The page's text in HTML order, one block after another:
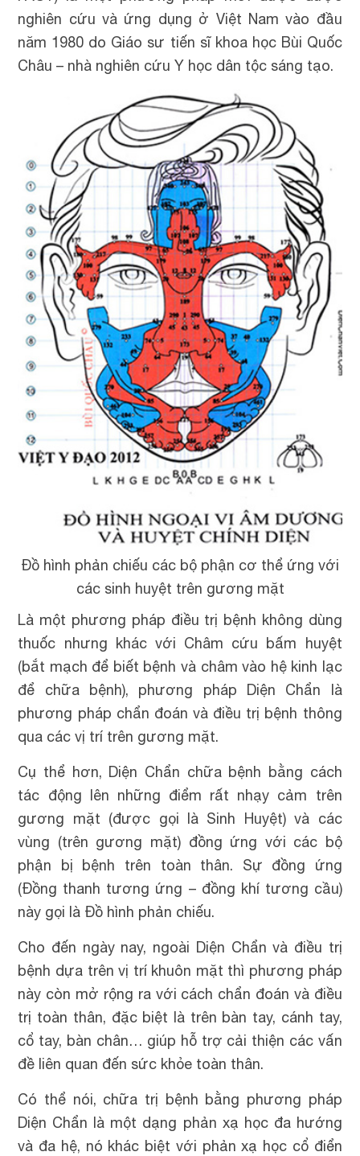
nghiên cứu và ứng dụng ở Việt Nam vào đầu
năm 1980 do Giáo sư tiến sĩ khoa học Bùi Quốc
Châu – nhà nghiên cứu Y học dân tộc sáng tạo.
Đồ hình phản chiếu các bộ phận cơ thể ứng với
các sinh huyệt trên gương mặt
Là một phương pháp điều trị bệnh không dùng
thuốc nhưng khác với Châm cứu bấm huyệt
(bắt mạch để biết bệnh và châm vào hệ kinh lạc
để chữa bệnh), phương pháp Diện Chẩn là
phương pháp chẩn đoán và điều trị bệnh thông
qua các vị trí trên gương mặt.
Cụ thể hơn, Diện Chẩn chữa bệnh bằng cách
tác động lên những điểm rất nhạy cảm trên
gương mặt (được gọi là Sinh Huyệt) và các
vùng (trên gương mặt) đồng ứng với các bộ
phận bị bệnh trên toàn thân. Sự đồng ứng
(Đồng thanh tương ứng – đồng khí tương cầu)
này gọi là Đồ hình phản chiếu.
Cho đến ngày nay, ngoài Diện Chẩn và điều trị
bệnh dựa trên vị trí khuôn mặt thì phương pháp
này còn mở rộng ra với cách chẩn đoán và điều
trị toàn thân, đặc biệt là trên bàn tay, cánh tay,
cổ tay, bàn chân… giúp hỗ trợ cải thiện các vấn
đề liên quan đến sức khỏe toàn thân.
Có thể nói, chữa trị bệnh bằng phương pháp
Diện Chẩn là một dạng phản xạ học đa hướng
và đa hệ, nó khác biệt với phản xạ học cổ điển